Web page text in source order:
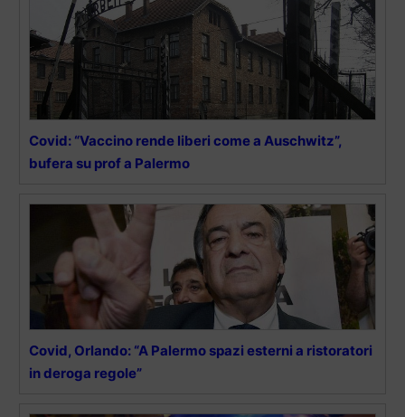
Covid: “Vaccino rende liberi come a Auschwitz”,
bufera su prof a Palermo
Covid, Orlando: “A Palermo spazi esterni a ristoratori
in deroga regole”